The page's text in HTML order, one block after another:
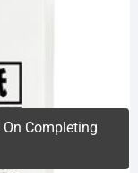
Completing